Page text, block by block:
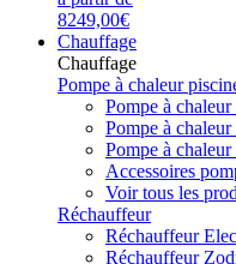
8249,00€
Chauffage
Chauffage
Pompe à chaleur
Pompe à
Pompe à
Pompe à chaleur
Accessoires
Voir tous les
Réchauffeur
Réchauffeur
Réchauffeur